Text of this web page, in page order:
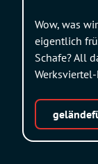
Wow, was
eigentlich
Schafe? All